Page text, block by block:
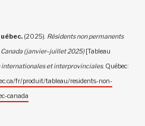
(2025). Résidents non permanents
(janvier–juillet 2025)[Tableau
internationales et interprovinciales. Québec :
fr/produit/tableau/residents-non-
canada